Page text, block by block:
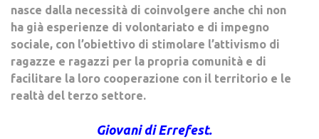
nasce dalla necessità di coinvolgere anche chi non
ha già esperienze di volontariato e di impegno
sociale, con l’obiettivo di stimolare l’attivismo di
ragazze e ragazzi per la propria comunità e di
facilitare la loro cooperazione con il territorio e le
realtà del terzo settore.
Giovani di Errefest.